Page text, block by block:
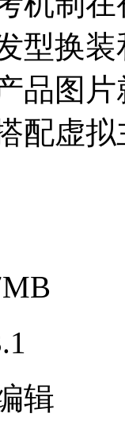
型换
品图
配虚
辑